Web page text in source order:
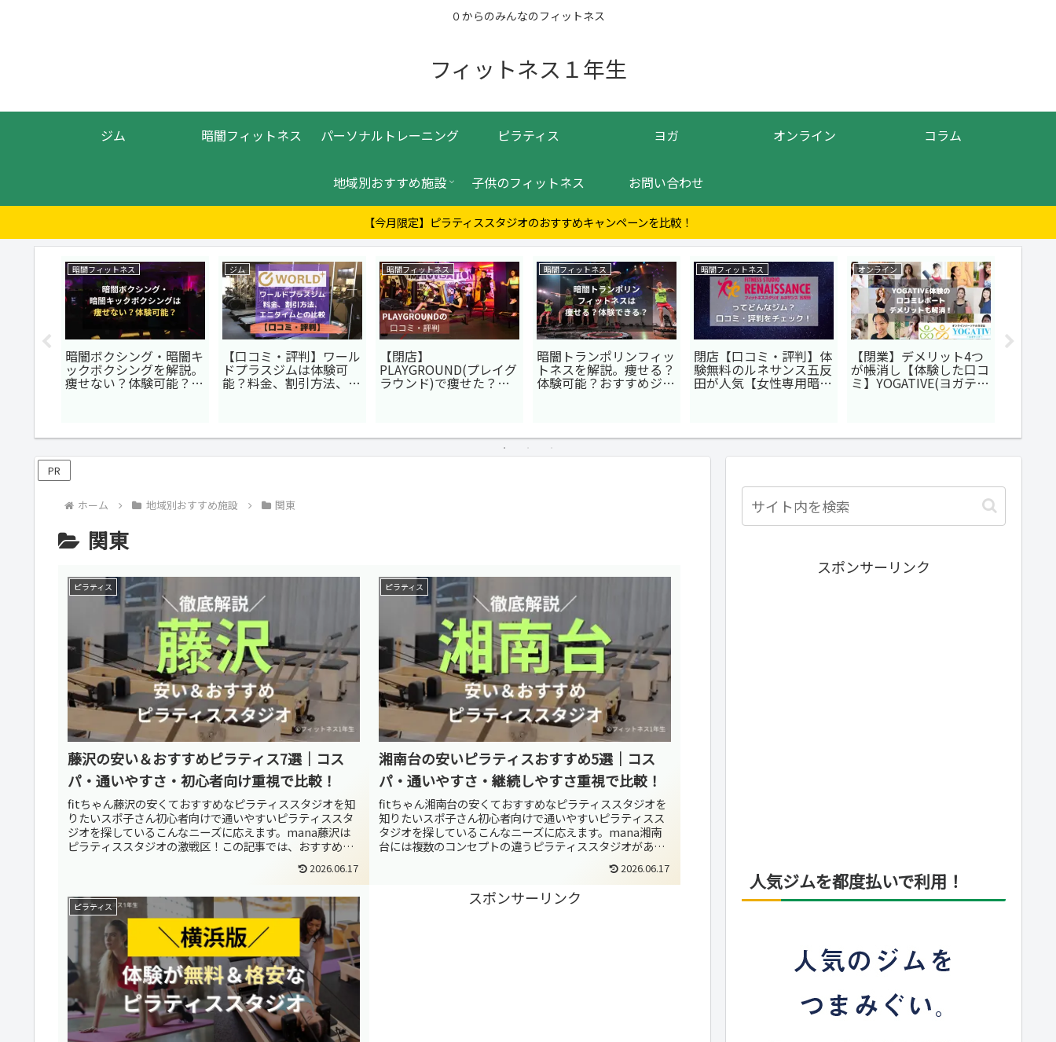
０からのみんなのフィットネス
フィットネス１年生
ジム 暗闇フィットネス パーソナルトレーニング ピラティス ヨガ オンライン コラム
地域別おすすめ施設 子供のフィットネス お問い合わせ
【今月限定】ピラティススタジオのおすすめキャンペーンを比較！
暗闇フィットネス
暗闇ボクシング・暗闇キ
ックボクシングを解説。
痩せない？体験可能？お
ジム
【口コミ・評判】ワール
ドプラスジムは体験可
能？料金、割引方法、エ
暗闇フィットネス
【閉店】
PLAYGROUND(プレイグ
ラウンド)で痩せた？暗
闇HIITのメリットデメリ
暗闇フィットネス
暗闇トランポリンフィッ
トネスを解説。痩せる？
体験可能？おすすめジム
暗闇フィットネス
閉店【口コミ・評判】体
験無料のルネサンス五反
田が人気【女性専用暗闇
オンライン
【閉業】デメリット4つ
が帳消し【体験した口コ
ミ】YOGATIVE(ヨガティ
ブ)でオンラインパーソ
PR
ホーム 地域別おすすめ施設 関東
関東
ピラティス
藤沢の安い＆おすすめピラティス7選｜コス
パ・通いやすさ・初心者向け重視で比較！
fitちゃん藤沢の安くておすすめなピラティススタジオを知
りたいスポ子さん初心者向けで通いやすいピラティススタ
ジオを探しているこんなニーズに応えます。mana藤沢は
ピラティススタジオの激戦区！この記事では、おすすめピ
2026.06.17
ピラティス
湘南台の安いピラティスおすすめ5選｜コス
パ・通いやすさ・継続しやすさ重視で比較！
fitちゃん湘南台の安くておすすめなピラティススタジオを
知りたいスポ子さん初心者向けで通いやすいピラティスス
タジオを探しているこんなニーズに応えます。mana湘南
台には複数のコンセプトの違うピラティススタジオがあり
2026.06.17
ピラティス スポンサーリンク
スポンサーリンク
人気ジムを都度払いで利用！